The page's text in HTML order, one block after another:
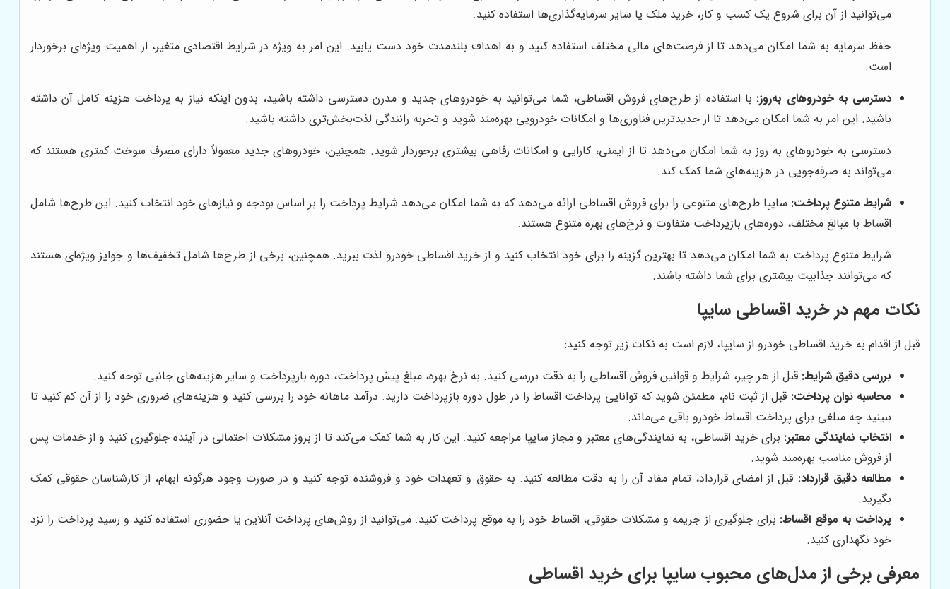
می‌توانید از آن برای شروع یک کسب و کار، خرید ملک یا سایر سرمایه‌گذاری‌ها استفاده کنید.
حفظ سرمایه به شما امکان می‌دهد تا از فرصت‌های مالی مختلف استفاده کنید و به اهداف بلندمدت خود دست یابید. این امر به ویژه در شرایط اقتصادی متغیر، از اهمیت ویژه‌ای برخوردار
است.
دسترسی به خودروهای به‌روز: با استفاده از طرح‌های فروش اقساطی، شما می‌توانید به خودروهای جدید و مدرن دسترسی داشته باشید، بدون اینکه نیاز به پرداخت هزینه کامل آن داشته
باشید. این امر به شما امکان می‌دهد تا از جدیدترین فناوری‌ها و امکانات خودرویی بهره‌مند شوید و تجربه رانندگی لذت‌بخش‌تری داشته باشید.
دسترسی به خودروهای به روز به شما امکان می‌دهد تا از ایمنی، کارایی و امکانات رفاهی بیشتری برخوردار شوید. همچنین، خودروهای جدید معمولاً دارای مصرف سوخت کمتری هستند که
می‌تواند به صرفه‌جویی در هزینه‌های شما کمک کند.
شرایط متنوع پرداخت: سایپا طرح‌های متنوعی را برای فروش اقساطی ارائه می‌دهد که به شما امکان می‌دهد شرایط پرداخت را بر اساس بودجه و نیازهای خود انتخاب کنید. این طرح‌ها شامل
اقساط با مبالغ مختلف، دوره‌های بازپرداخت متفاوت و نرخ‌های بهره متنوع هستند.
شرایط متنوع پرداخت به شما امکان می‌دهد تا بهترین گزینه را برای خود انتخاب کنید و از خرید اقساطی خودرو لذت ببرید. همچنین، برخی از طرح‌ها شامل تخفیف‌ها و جوایز ویژه‌ای هستند
که می‌توانند جذابیت بیشتری برای شما داشته باشند.
نکات مهم در خرید اقساطی سایپا
قبل از اقدام به خرید اقساطی خودرو از سایپا، لازم است به نکات زیر توجه کنید:
بررسی دقیق شرایط: قبل از هر چیز، شرایط و قوانین فروش اقساطی را به دقت بررسی کنید. به نرخ بهره، مبلغ پیش پرداخت، دوره بازپرداخت و سایر هزینه‌های جانبی توجه کنید.
محاسبه توان پرداخت: قبل از ثبت نام، مطمئن شوید که توانایی پرداخت اقساط را در طول دوره بازپرداخت دارید. درآمد ماهانه خود را بررسی کنید و هزینه‌های ضروری خود را از آن کم کنید تا
ببینید چه مبلغی برای پرداخت اقساط خودرو باقی می‌ماند.
انتخاب نمایندگی معتبر: برای خرید اقساطی، به نمایندگی‌های معتبر و مجاز سایپا مراجعه کنید. این کار به شما کمک می‌کند تا از بروز مشکلات احتمالی در آینده جلوگیری کنید و از خدمات پس
از فروش مناسب بهره‌مند شوید.
مطالعه دقیق قرارداد: قبل از امضای قرارداد، تمام مفاد آن را به دقت مطالعه کنید. به حقوق و تعهدات خود و فروشنده توجه کنید و در صورت وجود هرگونه ابهام، از کارشناسان حقوقی کمک
بگیرید.
پرداخت به موقع اقساط: برای جلوگیری از جریمه و مشکلات حقوقی، اقساط خود را به موقع پرداخت کنید. می‌توانید از روش‌های پرداخت آنلاین یا حضوری استفاده کنید و رسید پرداخت را نزد
خود نگهداری کنید.
معرفی برخی از مدل‌های محبوب سایپا برای خرید اقساطی